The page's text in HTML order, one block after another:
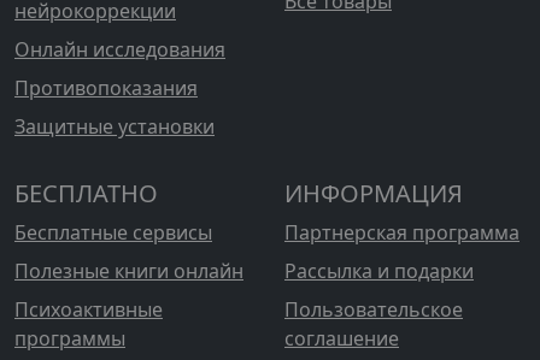
нейрокоррекции
Онлайн исследования
Противопоказания
Защитные установки
БЕСПЛАТНО
Бесплатные сервисы
Полезные книги онлайн
Психоактивные
программы
ИНФОРМАЦИЯ
Партнерская программа
Рассылка и подарки
Пользовательское
соглашение